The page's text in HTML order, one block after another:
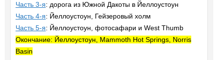
Часть 3-я: дорога из Южной Дакоты в Йеллоустоун
Часть 4-я: Йеллоустоун, Гейзеровый холм
Часть 5-я: Йеллоустоун, фотосафари и West Thumb
Окончание: Йеллоустоун, Mammoth Hot Springs, Norris
Basin